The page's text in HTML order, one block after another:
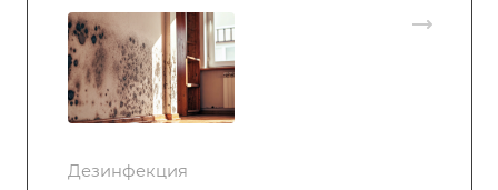
Дезинфекция